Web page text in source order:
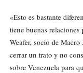
«Esto es bastante
tiene buenas
Weafer, socio de
cerrar un trato y no
sobre Venezuela para